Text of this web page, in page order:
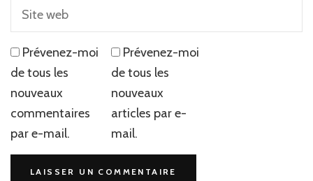
Prévenez-moi
de tous les
nouveaux
commentaires
par e-mail.
Prévenez-moi
de tous les
nouveaux
articles par e-
mail.